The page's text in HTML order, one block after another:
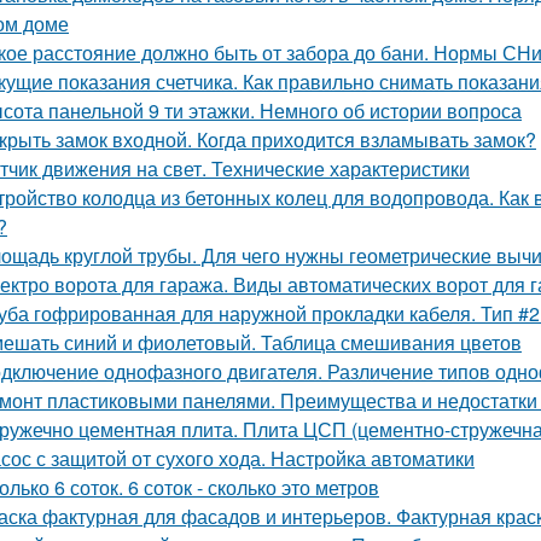
доме
расстояние должно быть от забора до бани. Нормы
показания счетчика. Как правильно снимать
панельной 9 ти этажки. Немного об истории вопроса
замок входной. Когда приходится взламывать замок?
движения на свет. Технические характеристики
колодца из бетонных колец для водопровода.
круглой трубы. Для чего нужны геометрические
ворота для гаража. Виды автоматических ворот для
гофрированная для наружной прокладки кабеля. Тип
синий и фиолетовый. Таблица смешивания цветов
однофазного двигателя. Различение типов
пластиковыми панелями. Преимущества и
цементная плита. Плита ЦСП (цементно-
с защитой от сухого хода. Настройка автоматики
6 соток. 6 соток - сколько это метров
фактурная для фасадов и интерьеров. Фактурная